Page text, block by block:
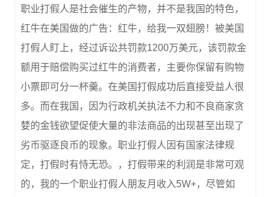
职业打假人是社会催生的产物，并不是我国的特色，
红牛在美国做的广告：红牛，给我一双翅膀！被美国
打假人盯上，经过诉讼共罚款1200万美元，该罚款金
额用于赔偿购买过红牛的消费者，主要你保留有购物
小票即可分一杯羹。在美国打假成功后直接受益人很
多。而在我国，因为行政机关执法不力和不良商家贪
婪的金钱欲望促使大量的非法商品的出现甚至出现了
劣币驱逐良币的现象。职业打假人因有国家法律规
定，打假时有恃无恐。，打假带来的利润是非常可观
的，我的一个职业打假人朋友月收入5W+，尽管如